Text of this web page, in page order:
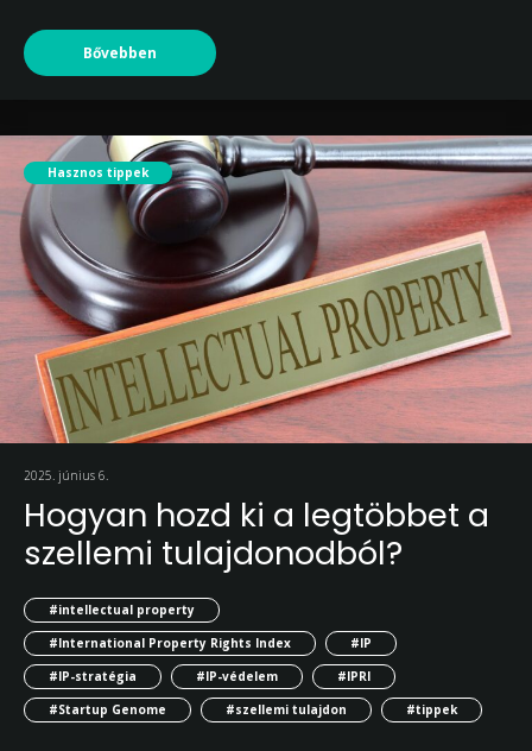
Bővebben
Hasznos tippek
2025. június 6.
Hogyan hozd ki a legtöbbet a
szellemi tulajdonodból?
#intellectual property
#International Property Rights Index
#IP
#IP-stratégia
#IP-védelem
#IPRI
#Startup Genome
#szellemi tulajdon #tippek